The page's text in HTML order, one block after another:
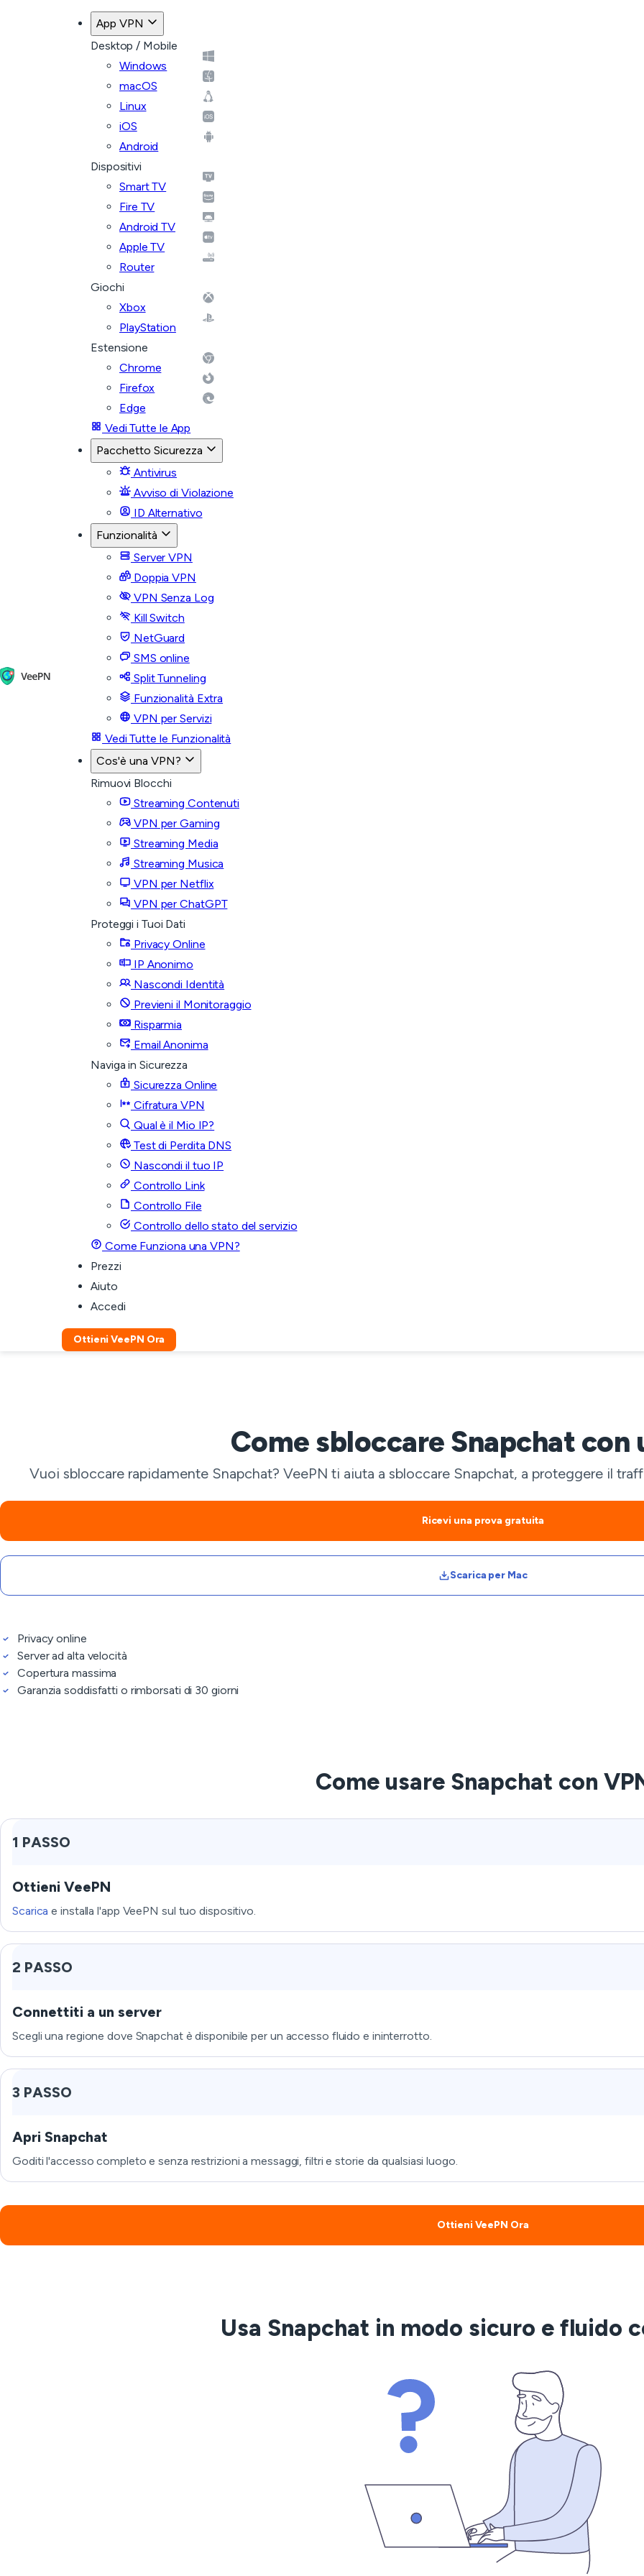
App VPN
Desktop / Mobile
Windows
macOS
Linux
iOS
Android
Dispositivi
Smart TV
Fire TV
Android TV
Apple TV
Router
Giochi
Xbox
PlayStation
Estensione
Chrome
Firefox
Edge
Vedi Tutte le App
Pacchetto Sicurezza
Antivirus
Avviso di Violazione
ID Alternativo
Funzionalità
Server VPN
Doppia VPN
VPN Senza Log
Kill Switch
NetGuard
SMS online
Split Tunneling
Funzionalità Extra
VPN per Servizi
Vedi Tutte le Funzionalità
Cos'è una VPN?
Rimuovi Blocchi
Streaming Contenuti
VPN per Gaming
Streaming Media
Streaming Musica
VPN per Netflix
VPN per ChatGPT
Proteggi i Tuoi Dati
Privacy Online
IP Anonimo
Nascondi Identità
Previeni il Monitoraggio
Risparmia
Email Anonima
Naviga in Sicurezza
Sicurezza Online
Cifratura VPN
Qual è il Mio IP?
Test di Perdita DNS
Nascondi il tuo IP
Controllo Link
Controllo File
Controllo dello stato del servizio
Come Funziona una VPN?
Prezzi
Aiuto
Accedi
Ottieni VeePN Ora
Come sbloccare Snapchat con
Vuoi sbloccare rapidamente Snapchat? VeePN ti aiuta a sbloccare Snapchat, a proteggere il
Ricevi una prova gratuita
Scarica per Mac
Privacy online
Server ad alta velocità
Copertura massima
Garanzia soddisfatti o rimborsati di 30 giorni
Come usare Snapchat con
1 PASSO
Ottieni VeePN
Scarica e installa l'app VeePN sul tuo dispositivo.
2 PASSO
Connettiti a un server
Scegli una regione dove Snapchat è disponibile per un accesso fluido e ininterrotto.
3 PASSO
Apri Snapchat
Goditi l'accesso completo e senza restrizioni a messaggi, filtri e storie da qualsiasi luogo.
Ottieni VeePN Ora
Usa Snapchat in modo sicuro e fluido